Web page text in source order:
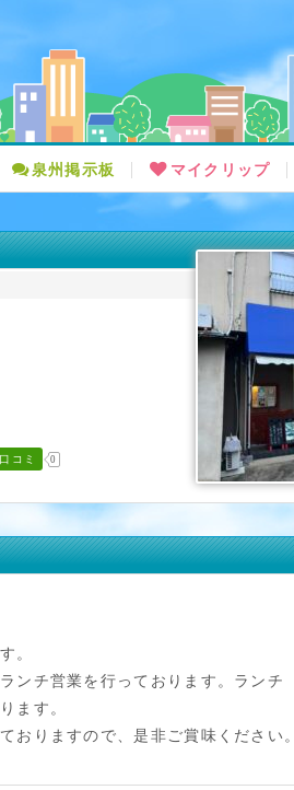
泉州掲示板 マイクリップ
口コミ 0
。
ンチ営業を行っております。ランチ
ます。
おりますので、是非ご賞味ください。